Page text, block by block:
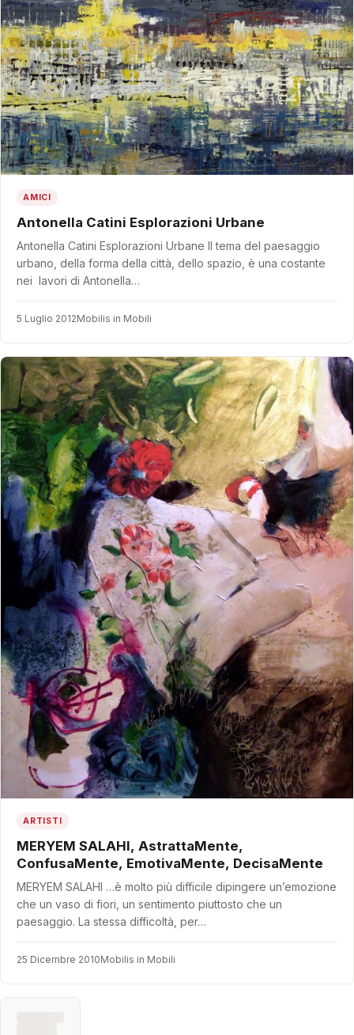
AMICI
Antonella Catini Esplorazioni Urbane
Antonella Catini Esplorazioni Urbane Il tema del paesaggio
urbano, della forma della città, dello spazio, è una costante
nei lavori di Antonella…
5 Luglio 2012Mobilis in Mobili
ARTISTI
MERYEM SALAHI, AstrattaMente,
ConfusaMente, EmotivaMente, DecisaMente
MERYEM SALAHI …è molto più difficile dipingere un’emozione
che un vaso di fiori, un sentimento piuttosto che un
paesaggio. La stessa difficoltà, per…
25 Dicembre 2010Mobilis in Mobili